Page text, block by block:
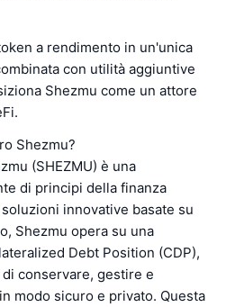
a rendimento in un'unica
con utilità aggiuntive
Shezmu come un attore
Shezmu?
(SHEZMU) è una
di principi della finanza
innovative basate su
Shezmu opera su una
Debt Position (CDP),
conservare, gestire e
modo sicuro e privato. Questa